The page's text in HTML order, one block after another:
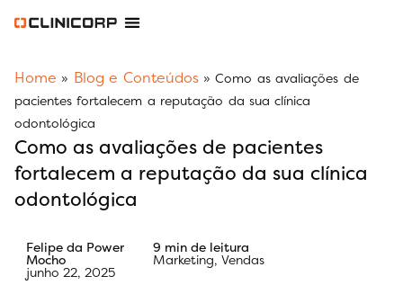
Home » Blog e Conteúdos»Como as avaliações de
pacientes fortalecem a reputação da sua clínica
odontológica
Como as avaliações de pacientes
fortalecem a reputação da sua clínica
odontológica
Felipe da Power
Mocho
junho 22, 2025
9 min de leitura
Marketing, Vendas